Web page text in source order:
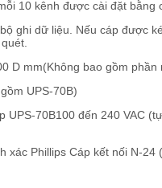
10 kênh được cài đặt bằng
ghi dữ liệu. Nếu cáp được
D mm(Không bao gồm phần
UPS-70B)
UPS-70B100 đến 240 VAC
xác Phillips Cáp kết nối N-24